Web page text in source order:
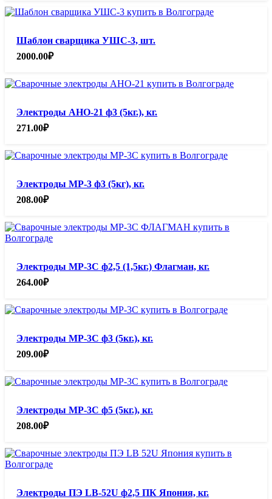
Шаблон сварщика УШС-3, шт.
2000.00₽
Электроды АНО-21 ф3 (5кг.), кг.
271.00₽
Электроды МР-3 ф3 (5кг), кг.
208.00₽
Электроды МР-3С ф2,5 (1,5кг.) Флагман, кг.
264.00₽
Электроды МР-3С ф3 (5кг.), кг.
209.00₽
Электроды МР-3С ф5 (5кг.), кг.
208.00₽
Электроды ПЭ LB-52U ф2,5 ПК Япония, кг.